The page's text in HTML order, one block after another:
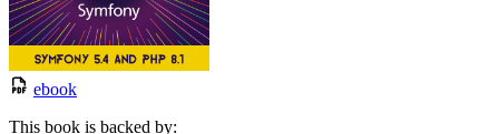
ebook
This book is backed by: